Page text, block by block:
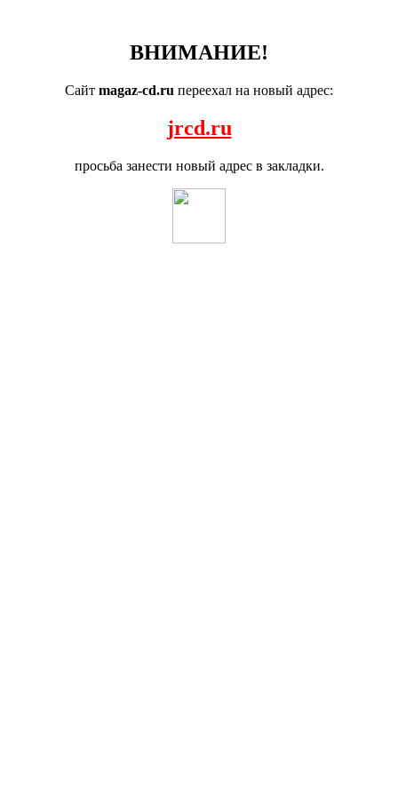
ВНИМАНИЕ!
Сайт magaz-cd.ru переехал на новый адрес:
jrcd.ru
просьба занести новый адрес в закладки.